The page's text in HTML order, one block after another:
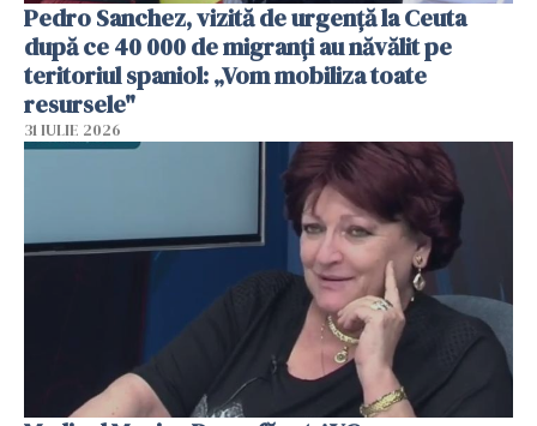
Pedro Sanchez, vizită de urgență la Ceuta
după ce 40 000 de migranți au năvălit pe
teritoriul spaniol: „Vom mobiliza toate
resursele"
31 IULIE 2026